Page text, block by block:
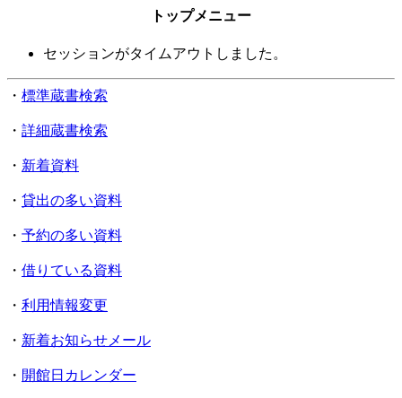
トップメニュー
セッションがタイムアウトしました。
・ 標準蔵書検索
・ 詳細蔵書検索
・ 新着資料
・ 貸出の多い資料
・ 予約の多い資料
・ 借りている資料
・ 利用情報変更
・ 新着お知らせメール
・ 開館日カレンダー